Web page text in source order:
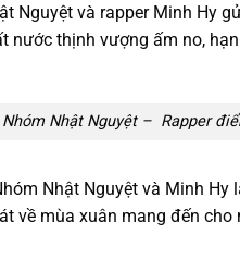
Nguyệt và rapper Minh Hy
nước thịnh vượng ấm no,
Nhóm Nhật Nguyệt – Rapper
Nhật Nguyệt và Minh
về mùa xuân mang đến